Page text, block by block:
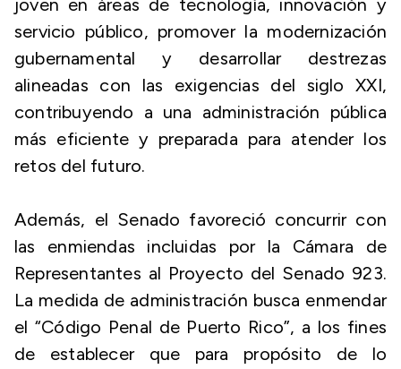
joven en áreas de tecnología, innovación y
servicio público, promover la modernización
gubernamental y desarrollar destrezas
alineadas con las exigencias del siglo XXI,
contribuyendo a una administración pública
más eficiente y preparada para atender los
retos del futuro.
Además, el Senado favoreció concurrir con
las enmiendas incluidas por la Cámara de
Representantes al Proyecto del Senado 923.
La medida de administración busca enmendar
el “Código Penal de Puerto Rico”, a los fines
de establecer que para propósito de lo